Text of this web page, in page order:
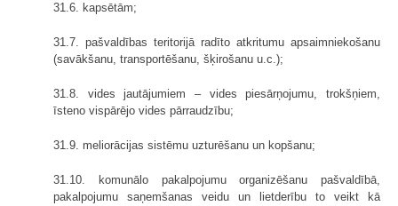
31.6. kapsētām;
31.7. pašvaldības teritorijā radīto atkritumu apsaimniekošanu
(savākšanu, transportēšanu, šķirošanu u.c.);
31.8. vides jautājumiem – vides piesārņojumu, trokšņiem,
īsteno vispārējo vides pārraudzību;
31.9. meliorācijas sistēmu uzturēšanu un kopšanu;
31.10. komunālo pakalpojumu organizēšanu pašvaldībā,
pakalpojumu saņemšanas veidu un lietderību to veikt kā